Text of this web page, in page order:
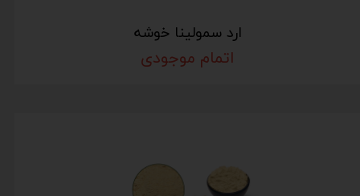
ارد سمولینا خوشه
اتمام موجودی